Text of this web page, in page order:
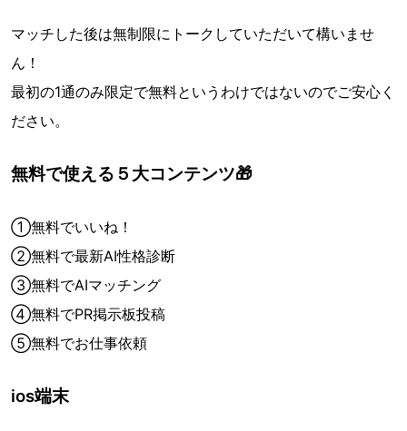
マッチした後は無制限にトークしていただいて構いませ
ん！
最初の1通のみ限定で無料というわけではないのでご安心く
ださい。
無料で使える５大コンテンツ🎁
①無料でいいね！
②無料で最新AI性格診断
③無料でAIマッチング
④無料でPR掲示板投稿
⑤無料でお仕事依頼
ios端末